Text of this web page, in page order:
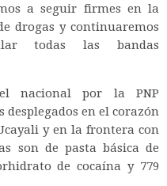
a seguir firmes en la
drogas y continuaremos
todas las bandas
nacional por la PNP
en el corazón
y en la frontera con
son de pasta básica de
de cocaína y 779